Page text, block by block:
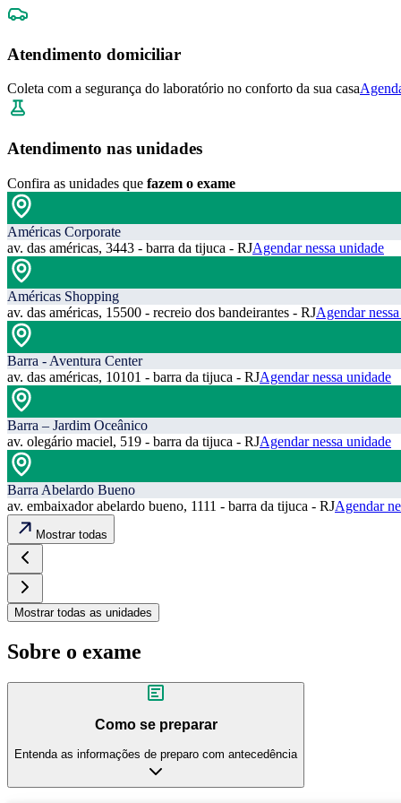
Atendimento domiciliar
Coleta com a segurança do laboratório no conforto da sua casa
Atendimento nas unidades
Confira as unidades que fazem o exame
Américas Corporate
av. das américas, 3443 - barra da tijuca - RJAgendar nessa unidade
Américas Shopping
av. das américas, 15500 - recreio dos bandeirantes - RJAgendar
Barra - Aventura Center
av. das américas, 10101 - barra da tijuca - RJAgendar nessa unidade
Barra – Jardim Oceânico
av. olegário maciel, 519 - barra da tijuca - RJAgendar nessa unidade
Barra Abelardo Bueno
av. embaixador abelardo bueno, 1111 - barra da tijuca - RJAgendar
Mostrar todas
Mostrar todas as unidades
Sobre o exame
Como se preparar
Entenda as informações de preparo com antecedência